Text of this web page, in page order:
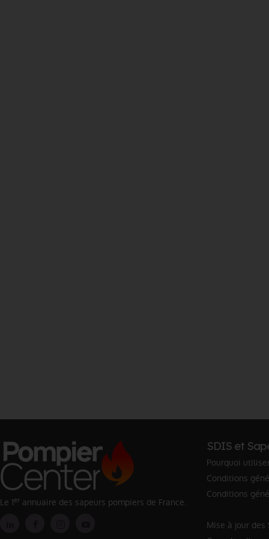
Le 1er annuaire des sapeurs pompiers de France.
SDIS et
Pourquoi
Conditions
Conditions
Mise à jour des